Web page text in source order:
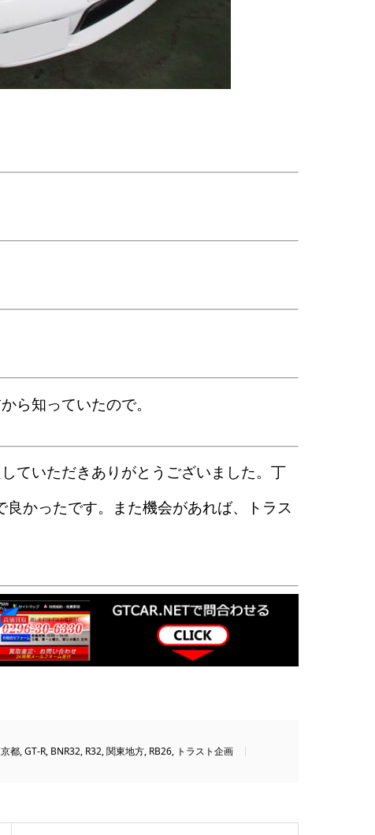
ら知っていたので。
ていただきありがとうございました。丁
かったです。また機会があれば、トラス
都,GT-R, BNR32, R32,関東地方, RB26, トラスト企画